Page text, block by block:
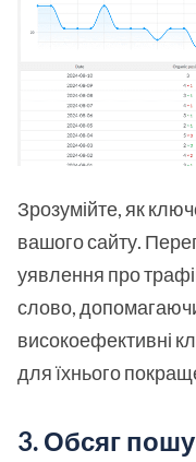
Зрозумійте, як
вашого сайту.
уявлення про
слово,
високоефективні
для їхнього
3. Обсяг